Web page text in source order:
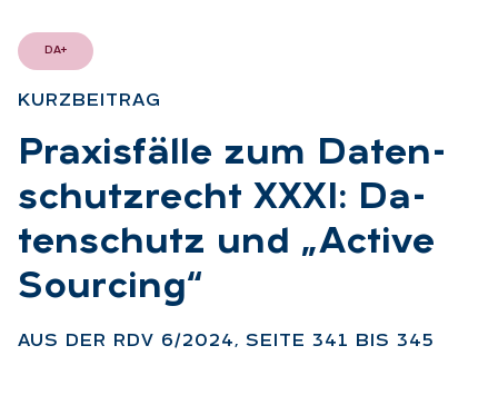
DA+
KURZ­BEI­TRAG
:Pra­xis­fäl­le zum Da­ten­
schutz­recht XXXI: Da­
ten­schutz und „Ac­tive
Sourcing“:
AUS DER RDV 6/2024, SEI­TE 341 BIS 345